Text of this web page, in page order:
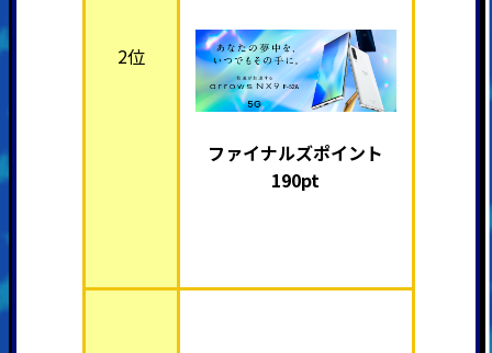
2位
ファイナルズポイント
190pt